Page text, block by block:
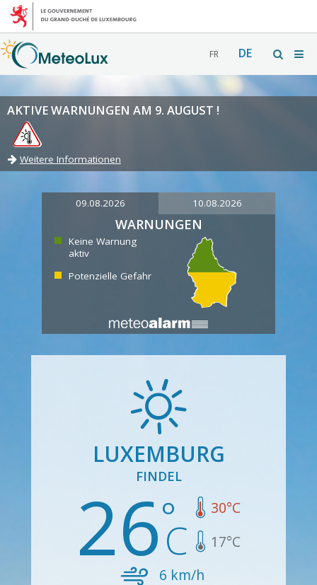
FR DE
AKTIVE WARNUNGEN AM 9. AUGUST !
Weitere Informationen
09.08.2026 10.08.2026
WARNUNGEN
Keine Warnung
aktiv
Potenzielle Gefahr
LUXEMBURG
FINDEL
26 30°C
17°C
6 km/h